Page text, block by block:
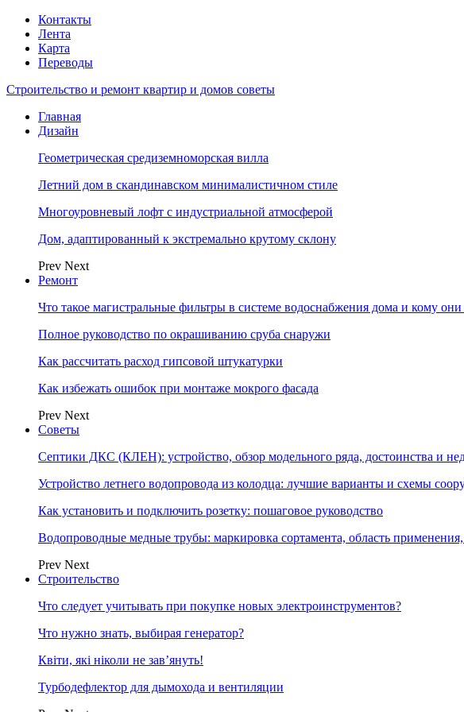
Контакты
Лента
Карта
Переводы
Строительство и ремонт квартир и домов советы
Главная
Дизайн
Геометрическая средиземноморская вилла
Летний дом в скандинавском минималистичном стиле
Многоуровневый лофт с индустриальной атмосферой
Дом, адаптированный к экстремально крутому склону
Prev Next
Ремонт
Что такое магистральные фильтры в системе водоснабжения дома и кому
Полное руководство по окрашиванию сруба снаружи
Как рассчитать расход гипсовой штукатурки
Как избежать ошибок при монтаже мокрого фасада
Prev Next
Советы
Септики ДКС (КЛЕН): устройство, обзор модельного ряда, достоинства и
Устройство летнего водопровода из колодца: лучшие варианты и схемы
Как установить и подключить розетку: пошаговое руководство
Водопроводные медные трубы: маркировка сортамента, область
Prev Next
Строительство
Что следует учитывать при покупке новых электроинструментов?
Что нужно знать, выбирая генератор?
Квіти, які ніколи не зав’януть!
Турбодефлектор для дымохода и вентиляции